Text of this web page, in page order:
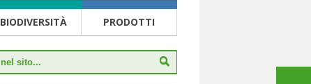
BIODIVERSITÀ PRODOTTI